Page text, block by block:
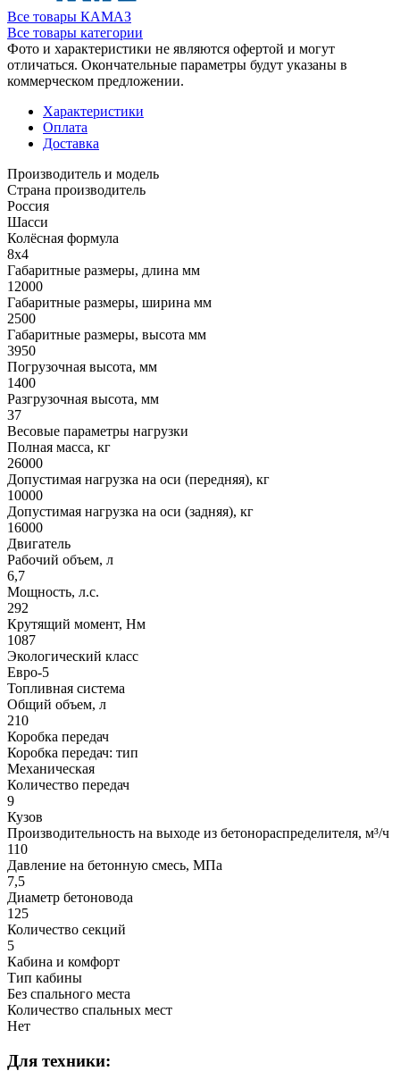
Все товары КАМАЗ
Все товары категории
Фото и характеристики не являются офертой и могут
отличаться. Окончательные параметры будут указаны в
коммерческом предложении.
Характеристики
Оплата
Доставка
Производитель и модель
Страна производитель
Россия
Шасси
Колёсная формула
8x4
Габаритные размеры, длина мм
12000
Габаритные размеры, ширина мм
2500
Габаритные размеры, высота мм
3950
Погрузочная высота, мм
1400
Разгрузочная высота, мм
37
Весовые параметры нагрузки
Полная масса, кг
26000
Допустимая нагрузка на оси (передняя), кг
10000
Допустимая нагрузка на оси (задняя), кг
16000
Двигатель
Рабочий объем, л
6,7
Мощность, л.с.
292
Крутящий момент, Нм
1087
Экологический класс
Евро-5
Топливная система
Общий объем, л
210
Коробка передач
Коробка передач: тип
Механическая
Количество передач
9
Кузов
Производительность на выходе из бетонораспределителя, м³/ч
110
Давление на бетонную смесь, МПа
7,5
Диаметр бетоновода
125
Количество секций
5
Кабина и комфорт
Тип кабины
Без спального места
Количество спальных мест
Нет
Для техники: